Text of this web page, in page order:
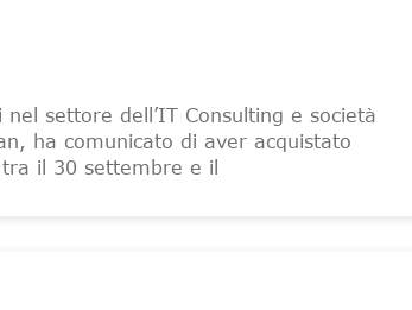
settore dell’IT Consulting e società
ha comunicato di aver acquistato
il 30 settembre e il